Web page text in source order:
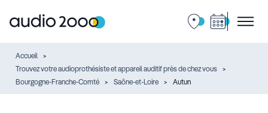
Accueil
Trouvez votre audioprothésiste et appareil auditif près de chez vous
Bourgogne-Franche-Comté
Saône-et-Loire Autun